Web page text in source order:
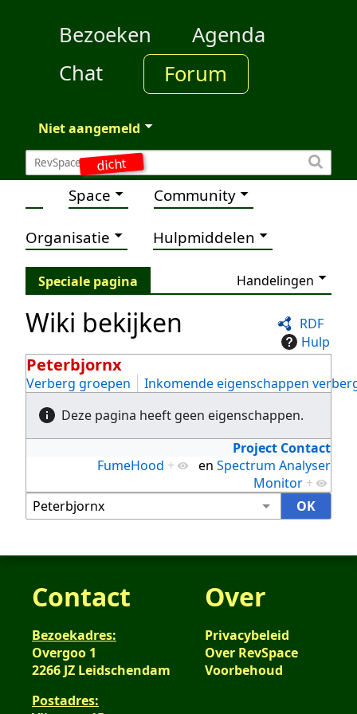
dicht
Bezoeken
Agenda
Chat
Forum
Niet aangemeld
Space Community
Organisatie Hulpmiddelen
Speciale pagina Handelingen
RDF
Hulp
Wiki bekijken
Peterbjornx
Verberg groepen
Inkomende eigenschappen
Deze pagina heeft geen eigenschappen.
Project Contact
FumeHood + en Spectrum Analyser
Monitor +
Contact
Bezoekadres:
Overgoo 1
2266 JZ Leidschendam
Postadres:
Over
Privacybeleid
Over RevSpace
Voorbehoud